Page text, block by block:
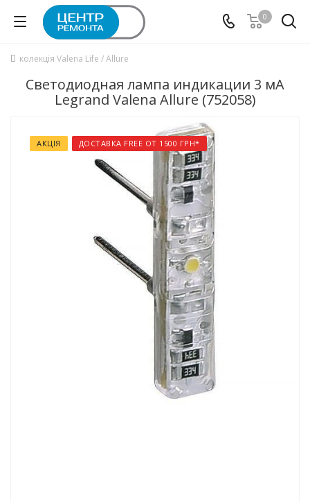
0
колекція Valena Life / Allure
Светодиодная лампа индикации 3 мА
Legrand Valena Allure (752058)
АКЦІЯ ДОСТАВКА FREE ОТ 1500 ГРН*